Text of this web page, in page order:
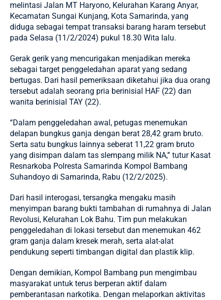
melintasi Jalan MT Haryono, Kelurahan Karang Anyar,
Kecamatan Sungai Kunjang, Kota Samarinda, yang
diduga sebagai tempat transaksi barang haram tersebut
pada Selasa (11/2/2024) pukul 18.30 Wita lalu.
Gerak gerik yang mencurigakan menjadikan mereka
sebagai target penggeledahan aparat yang sedang
bertugas. Dari hasil pemeriksaan diketahui jika dua orang
tersebut adalah seorang pria berinisial HAF (22) dan
wanita berinisial TAY (22).
“Dalam penggeledahan awal, petugas menemukan
delapan bungkus ganja dengan berat 28,42 gram bruto.
Serta satu bungkus lainnya seberat 11,22 gram bruto
yang disimpan dalam tas slempang milik NA,” tutur Kasat
Resnarkoba Polresta Samarinda Kompol Bambang
Suhandoyo di Samarinda, Rabu (12/2/2025).
Dari hasil interogasi, tersangka mengaku masih
menyimpan barang bukti tambahan di rumahnya di Jalan
Revolusi, Kelurahan Lok Bahu. Tim pun melakukan
penggeledahan di lokasi tersebut dan menemukan 462
gram ganja dalam kresek merah, serta alat-alat
pendukung seperti timbangan digital dan plastik klip.
Dengan demikian, Kompol Bambang pun mengimbau
masyarakat untuk terus berperan aktif dalam
pemberantasan narkotika. Dengan melaporkan aktivitas